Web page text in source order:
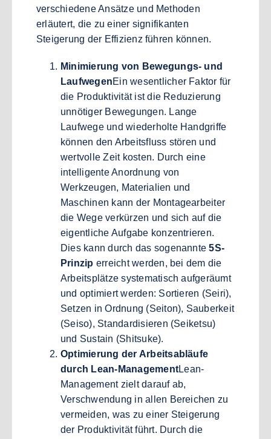
verschiedene Ansätze und Methoden
erläutert, die zu einer signifikanten
Steigerung der Effizienz führen können.
Minimierung von Bewegungs- und
LaufwegenEin wesentlicher Faktor für
die Produktivität ist die Reduzierung
unnötiger Bewegungen. Lange
Laufwege und wiederholte Handgriffe
können den Arbeitsfluss stören und
wertvolle Zeit kosten. Durch eine
intelligente Anordnung von
Werkzeugen, Materialien und
Maschinen kann der Montagearbeiter
die Wege verkürzen und sich auf die
eigentliche Aufgabe konzentrieren.
Dies kann durch das sogenannte5S-
Prinzip erreicht werden, bei dem die
Arbeitsplätze systematisch aufgeräumt
und optimiert werden: Sortieren (Seiri),
Setzen in Ordnung (Seiton), Sauberkeit
(Seiso), Standardisieren (Seiketsu)
und Sustain (Shitsuke).
Optimierung der Arbeitsabläufe
durch Lean-ManagementLean-
Management zielt darauf ab,
Verschwendung in allen Bereichen zu
vermeiden, was zu einer Steigerung
der Produktivität führt. Durch die